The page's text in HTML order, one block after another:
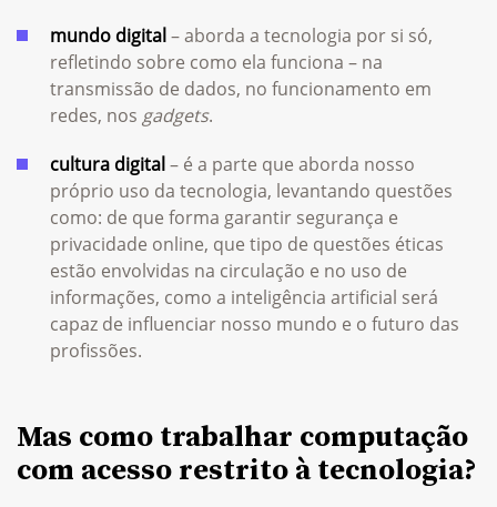
mundo digital– aborda a tecnologia por si só,
refletindo sobre como ela funciona – na
transmissão de dados, no funcionamento em
redes, nos gadgets.
cultura digital– é a parte que aborda nosso
próprio uso da tecnologia, levantando questões
como: de que forma garantir segurança e
privacidade online, que tipo de questões éticas
estão envolvidas na circulação e no uso de
informações, como a inteligência artificial será
capaz de influenciar nosso mundo e o futuro das
profissões.
Mas como trabalhar computação
com acesso restrito à tecnologia?